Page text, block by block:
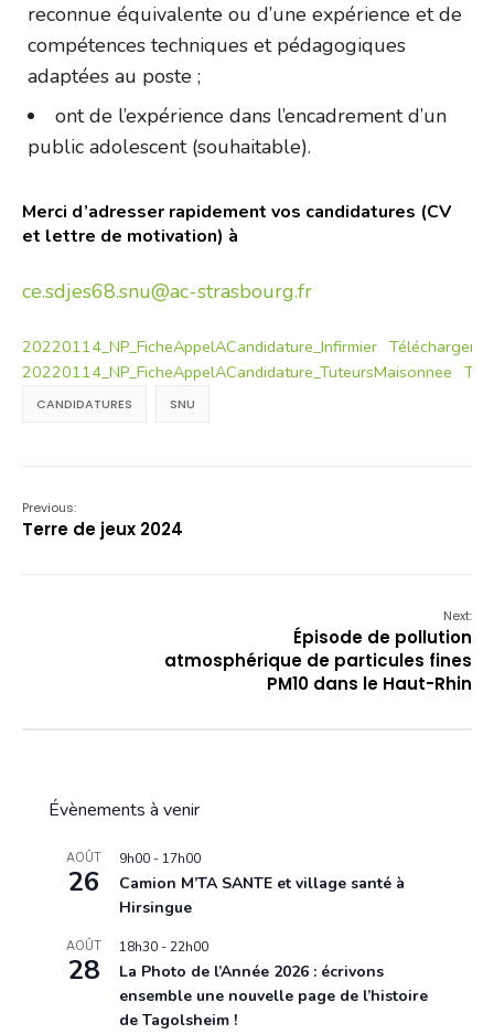
reconnue équivalente ou d’une expérience et de
compétences techniques et pédagogiques
adaptées au poste ;
ont de l’expérience dans l’encadrement d’un
public adolescent (souhaitable).
Merci d’adresser rapidement vos candidatures (CV
et lettre de motivation) à
ce.sdjes68.snu@ac-strasbourg.fr
20220114_NP_FicheAppelACandidature_Infirmier Télécharger
20220114_NP_FicheAppelACandidature_TuteursMaisonnee
CANDIDATURES SNU
Previous:
Terre de jeux 2024
Next:
Épisode de pollution
atmosphérique de particules fines
PM10 dans le Haut-Rhin
Évènements à venir
AOÛT
26
9h00 - 17h00
Camion M’TA SANTE et village santé à
Hirsingue
AOÛT
28
18h30 -22h00
La Photo de l’Année 2026 : écrivons
ensemble une nouvelle page de l’histoire
de Tagolsheim !